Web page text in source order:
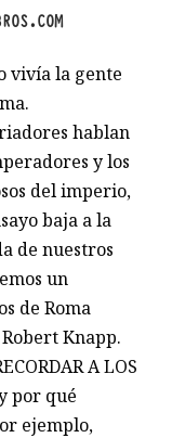
vivía la gente
hablan
y los
del imperio,
baja a la
de nuestros
un
de Roma
Knapp.
A LOS
por qué
ejemplo,